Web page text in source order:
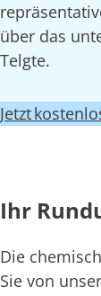
über das
Telgte.
Jetzt
Ihr
Die
Sie von